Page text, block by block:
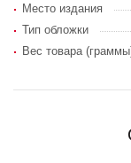
Место издания
Тип обложки
Вес товара